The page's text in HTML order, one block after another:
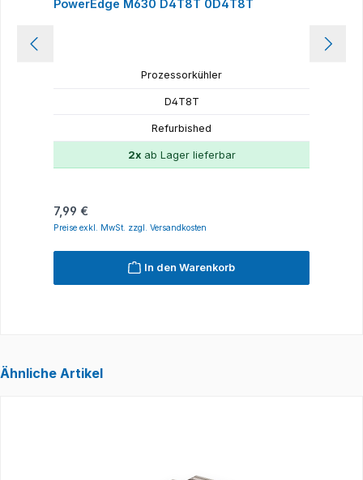
PowerEdge M630 D4T8T 0D4T8T
Prozessorkühler
D4T8T
Refurbished
2xab Lager lieferbar
Regulärer Preis:
7,99 €
Preise exkl. MwSt. zzgl. Versandkosten
In den Warenkorb
Ähnliche Artikel